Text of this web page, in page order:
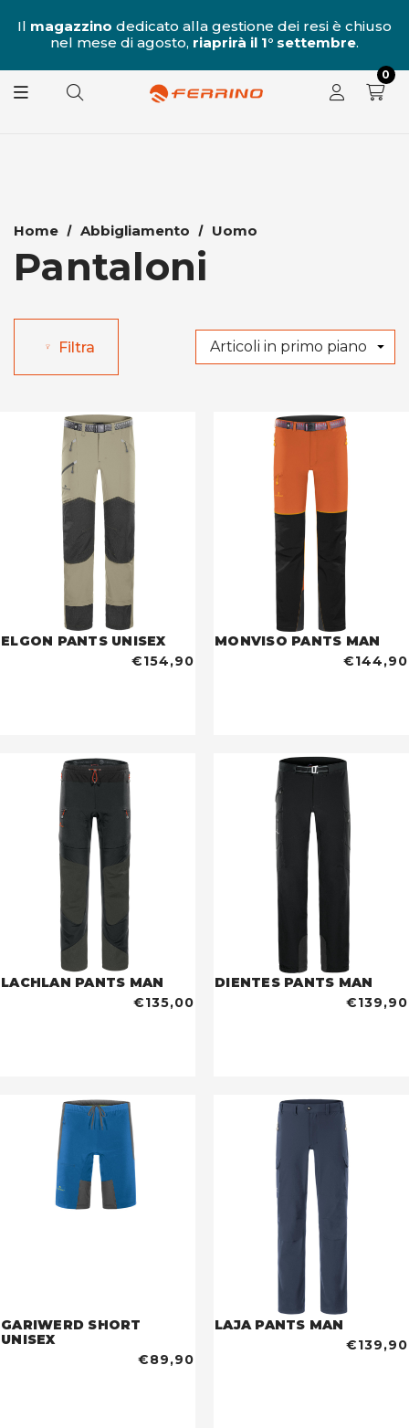
Il magazzino dedicato alla gestione dei resi è chiuso
nel mese di agosto, riaprirà il 1° settembre.
0
Home Abbigliamento Uomo
Pantaloni
Filtra
ELGON PANTS UNISEX
€154,90
MONVISO PANTS MAN
€144,90
LACHLAN PANTS MAN
€135,00
DIENTES PANTS MAN
€139,90
GARIWERD SHORT
UNISEX
€89,90
LAJA PANTS MAN
€139,90